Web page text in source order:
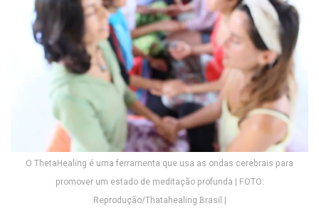
O ThetaHealing é uma ferramenta que usa as ondas cerebrais para
promover um estado de meditação profunda | FOTO:
Reprodução/Thatahealing Brasil |